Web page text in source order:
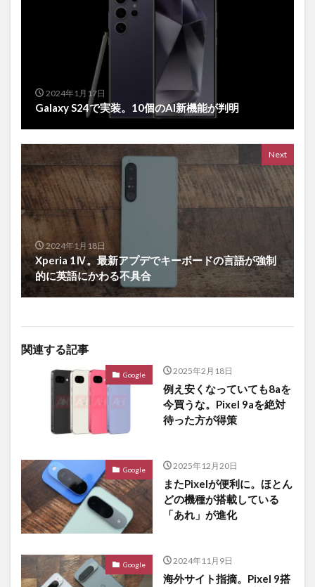
2024年1月17日
Galaxy S24で実装。10個のAI新機能が判明
Next
2024年1月18日
Xperia 1Ⅳ。最新アプデでキーボードの言語が強制
的に英語にかわる不具合
関連する記事
Google 2025年2月18日
例え安くなっていても8aを
今買うな。Pixel 9aを絶対
待った方が得策
Google 2025年12月20日
またPixelが便利に。ほとん
どの機種が搭載している
「あれ」が進化
Google 2024年11月9日
海外サイト指摘。Pixel 9搭